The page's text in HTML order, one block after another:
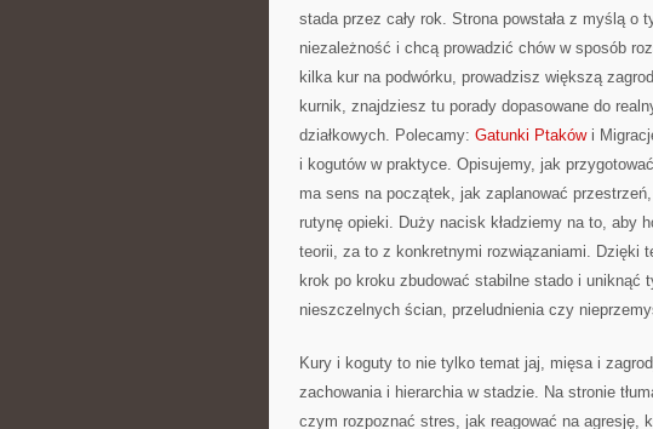
stada przez cały rok. Strona powstała z myślą o
niezależność i chcą prowadzić chów w sposób
kilka kur na podwórku, prowadzisz większą
kurnik, znajdziesz tu porady dopasowane do
działkowych. Polecamy: Gatunki Ptakówi
i kogutów w praktyce. Opisujemy, jak
ma sens na początek, jak zaplanować
rutynę opieki. Duży nacisk kładziemy na to, aby
teorii, za to z konkretnymi rozwiązaniami. Dzięki
krok po kroku zbudować stabilne stado i uniknąć
nieszczelnych ścian, przeludnienia czy
Kury i koguty to nie tylko temat jaj, mięsa i
zachowania i hierarchia w stadzie. Na stronie
czym rozpoznać stres, jak reagować na agresję,